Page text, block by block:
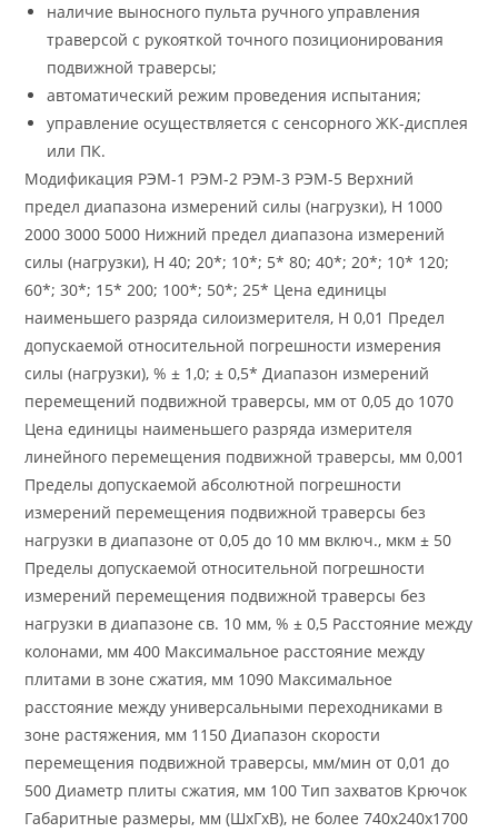
наличие выносного пульта ручного управления
траверсой с рукояткой точного позиционирования
подвижной траверсы;
автоматический режим проведения испытания;
управление осуществляется с сенсорного ЖК-дисплея
или ПК.
Модификация РЭМ-1 РЭМ-2 РЭМ-3 РЭМ-5 Верхний
предел диапазона измерений силы (нагрузки), Н 1000
2000 3000 5000 Нижний предел диапазона измерений
силы (нагрузки), Н 40; 20*; 10*; 5* 80; 40*; 20*; 10* 120;
60*; 30*; 15* 200; 100*; 50*; 25* Цена единицы
наименьшего разряда силоизмерителя, Н 0,01 Предел
допускаемой относительной погрешности измерения
силы (нагрузки), % ± 1,0; ± 0,5* Диапазон измерений
перемещений подвижной траверсы, мм от 0,05 до 1070
Цена единицы наименьшего разряда измерителя
линейного перемещения подвижной траверсы, мм 0,001
Пределы допускаемой абсолютной погрешности
измерений перемещения подвижной траверсы без
нагрузки в диапазоне от 0,05 до 10 мм включ., мкм ± 50
Пределы допускаемой относительной погрешности
измерений перемещения подвижной траверсы без
нагрузки в диапазоне св. 10 мм, % ± 0,5 Расстояние между
колонами, мм 400 Максимальное расстояние между
плитами в зоне сжатия, мм 1090 Максимальное
расстояние между универсальными переходниками в
зоне растяжения, мм 1150 Диапазон скорости
перемещения подвижной траверсы, мм/мин от 0,01 до
500 Диаметр плиты сжатия, мм 100 Тип захватов Крючок
Габаритные размеры, мм (ШхГхВ), не более 740х240х1700